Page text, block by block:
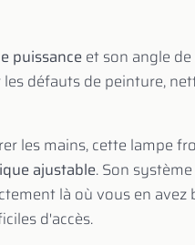
puissanceet son angle
défauts de peinture,
les mains, cette lampe
ajustable. Son
là où vous en
d'accès.